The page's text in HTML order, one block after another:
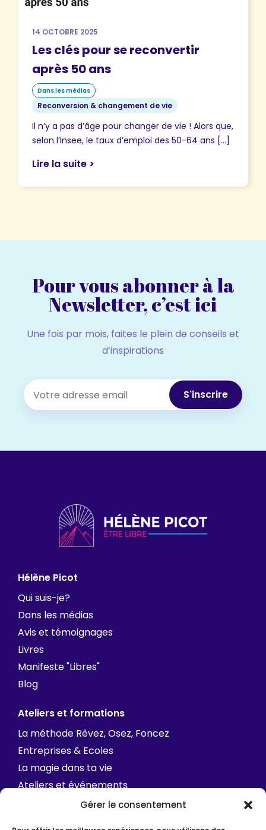
Gérer le consentement
14 OCTOBRE 2025
Les clés pour se reconvertir
après 50 ans
Dans les médias
Reconversion & changement de vie
Il n’y a pas d’âge pour changer de vie ! Alors que,
selon l’Insee, le taux d’emploi des 50-64 ans […]
Lire la suite >
Pour vous abonner à la
Newsletter, c’est ici
Une fois par mois, faites le plein de conseils et
d’inspirations
Hélène Picot
Qui suis-je?
Dans les médias
Avis et témoignages
Livres
Manifeste "Libres"
Blog
Ateliers et formations
La méthode Rêvez, Osez, Foncez
Entreprises & Ecoles
La magie dans ta vie
Ateliers et événements